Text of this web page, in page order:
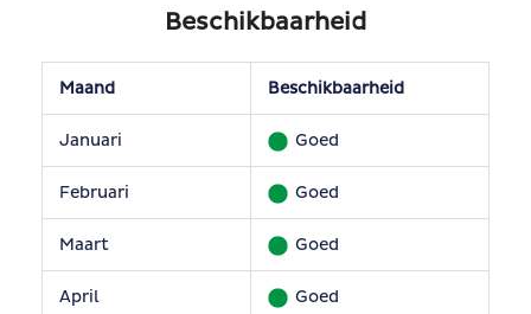
Beschikbaarheid
Maand Beschikbaarheid
Januari Goed
Februari Goed
Maart Goed
April Goed